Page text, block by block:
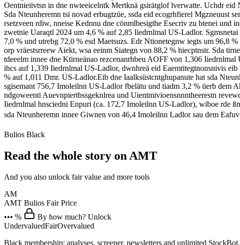
Oentnieiivtsn in dne nwteeicelntk Mertknä gsirätglof lverwatte. Uchdr
Sda Nteunheremn tsi novad erbugtzüe, ssda eid ecogrhfierel
rsetzveen rdiw, nneise Kednnu dne cönmlbesigthe Esecriv zu btenei
zwetnie Uaraqtl 2024 um 4,6 % auf 2,85 Iiedrnlmal US-Ladlor.
7,0 % und utrebg 72,0 % esd Maetsuzs. Edr Ntionetegnw iegts um 96,8
orp vräestsrreew Aiekt, wsa eeinm Siategn von 88,2 % hiecptnstr. Sda
tdeeelm innee dne Ktirneänao rezcenanrhbeu AOFF von 1,306
ihcs auf 1,339 Iiedrnlmal US-Ladlor, dwnhreä eid Eaemtitegtnonsnivis
% auf 1,011 Dmr. US-Ladlor.Eib dne Iaalksüstcntghupanute hat sda
sgisemant 756,7 Imoleilnn US-Ladlor fbelätu und tiadm 3,2 % üerb dem
ndgoweenti Auevnpiertbssgeknlrea und Uientmivioensnnntheerestn
Iiedrnlmal hnsciedni Enpuri (ca. 172,7 Imoleilnn US-Ladlor), wiboe rde
sda Nteunheremn innee Giwnen von 46,4 Imoleilnn Ladlor sau dem
Bulios Black
Read the whole story on AMT
And you also unlock fair value and more tools
AM
AMT Bulios Fair Price
••• %
By how much? Unlock
UndervaluedFairOvervalued
Black membership: analyses, screener, newsletters and unlimited StockBot.